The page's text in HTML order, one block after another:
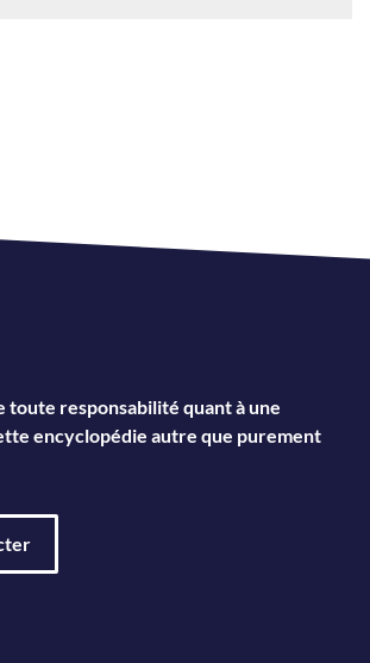
toute responsabilité quant à une
encyclopédie autre que purement